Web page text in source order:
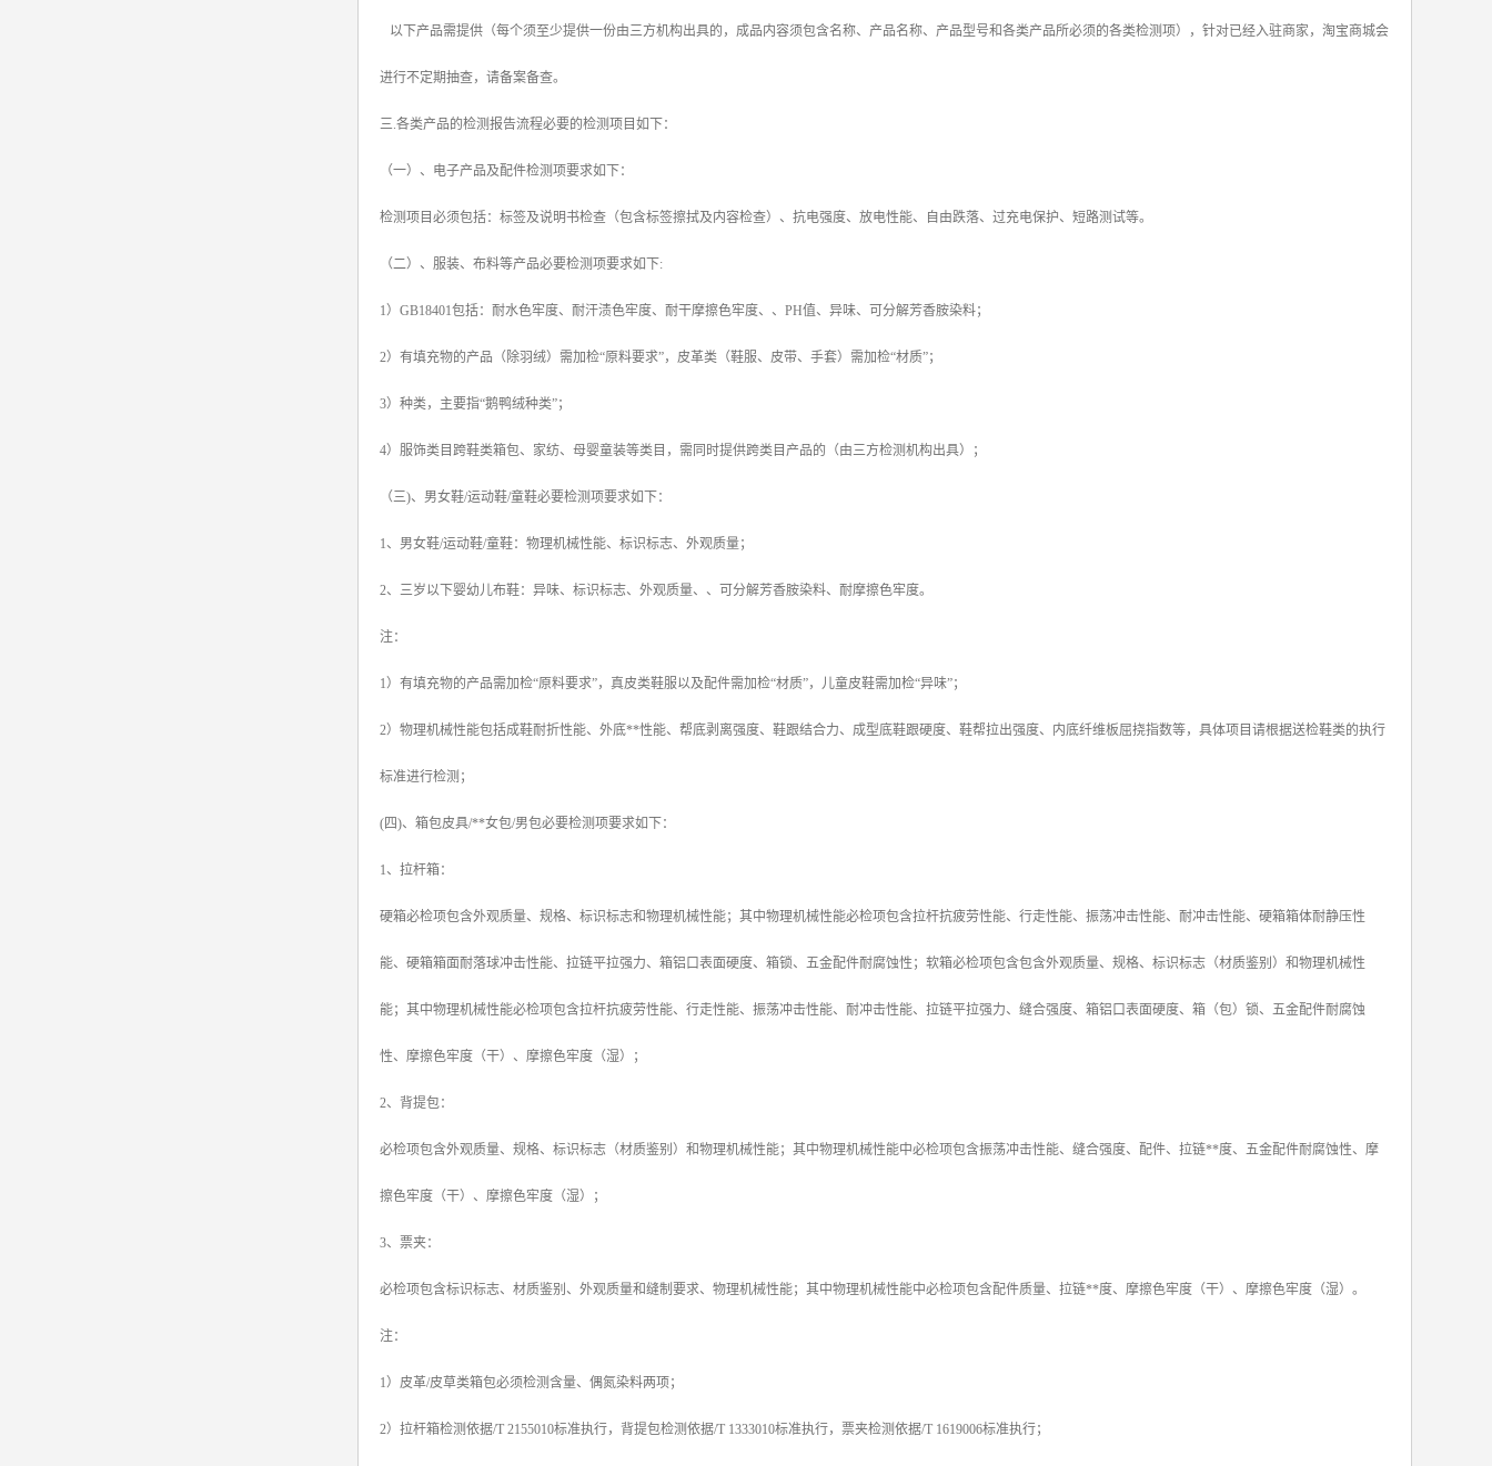
以下产品需提供（每个须至少提供一份由三方机构出具的，成品内容须包含名称、产品名称、产品型号和各类产品所必须的各类检测项），针对已经入驻商家，淘宝商城会
进行不定期抽查，请备案备查。
三.各类产品的检测报告流程必要的检测项目如下：
（一）、电子产品及配件检测项要求如下：
检测项目必须包括：标签及说明书检查（包含标签擦拭及内容检查）、抗电强度、放电性能、自由跌落、过充电保护、短路测试等。
（二）、服装、布料等产品必要检测项要求如下:
1）GB18401包括：耐水色牢度、耐汗渍色牢度、耐干摩擦色牢度、、PH值、异味、可分解芳香胺染料；
2）有填充物的产品（除羽绒）需加检“原料要求”，皮革类（鞋服、皮带、手套）需加检“材质”；
3）种类，主要指“鹅鸭绒种类”；
4）服饰类目跨鞋类箱包、家纺、母婴童装等类目，需同时提供跨类目产品的（由三方检测机构出具）；
（三)、男女鞋/运动鞋/童鞋必要检测项要求如下：
1、男女鞋/运动鞋/童鞋：物理机械性能、标识标志、外观质量；
2、三岁以下婴幼儿布鞋：异味、标识标志、外观质量、、可分解芳香胺染料、耐摩擦色牢度。
注：
1）有填充物的产品需加检“原料要求”，真皮类鞋服以及配件需加检“材质”，儿童皮鞋需加检“异味”；
2）物理机械性能包括成鞋耐折性能、外底**性能、帮底剥离强度、鞋跟结合力、成型底鞋跟硬度、鞋帮拉出强度、内底纤维板屈挠指数等，具体项目请根据送检鞋类的执行
标准进行检测；
(四)、箱包皮具/**女包/男包必要检测项要求如下：
1、拉杆箱：
硬箱必检项包含外观质量、规格、标识标志和物理机械性能；其中物理机械性能必检项包含拉杆抗疲劳性能、行走性能、振荡冲击性能、耐冲击性能、硬箱箱体耐静压性
能、硬箱箱面耐落球冲击性能、拉链平拉强力、箱铝口表面硬度、箱锁、五金配件耐腐蚀性；软箱必检项包含包含外观质量、规格、标识标志（材质鉴别）和物理机械性
能；其中物理机械性能必检项包含拉杆抗疲劳性能、行走性能、振荡冲击性能、耐冲击性能、拉链平拉强力、缝合强度、箱铝口表面硬度、箱（包）锁、五金配件耐腐蚀
性、摩擦色牢度（干）、摩擦色牢度（湿）；
2、背提包：
必检项包含外观质量、规格、标识标志（材质鉴别）和物理机械性能；其中物理机械性能中必检项包含振荡冲击性能、缝合强度、配件、拉链**度、五金配件耐腐蚀性、摩
擦色牢度（干）、摩擦色牢度（湿）；
3、票夹：
必检项包含标识标志、材质鉴别、外观质量和缝制要求、物理机械性能；其中物理机械性能中必检项包含配件质量、拉链**度、摩擦色牢度（干）、摩擦色牢度（湿）。
注：
1）皮革/皮草类箱包必须检测含量、偶氮染料两项；
2）拉杆箱检测依据/T 2155010标准执行，背提包检测依据/T 1333010标准执行，票夹检测依据/T 1619006标准执行；